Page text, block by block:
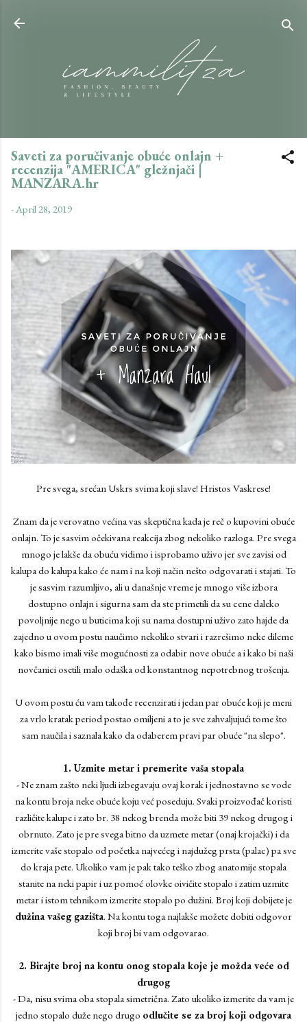
Saveti za poručivanje obuće onlajn +
recenzija "AMERICA" gležnjači |
MANZARA.hr
-April 28, 2019
Pre svega, srećan Uskrs svima koji slave! Hristos Vaskrese!
Znam da je verovatno većina vas skeptična kada je reč o kupovini obuće
onlajn. To je sasvim očekivana reakcija zbog nekoliko razloga. Pre svega
mnogo je lakše da obuću vidimo i isprobamo uživo jer sve zavisi od
kalupa do kalupa kako će nam i na koji način nešto odgovarati i stajati. To
je sasvim razumljivo, ali u današnje vreme je mnogo više izbora
dostupno onlajn i sigurna sam da ste primetili da su cene daleko
povoljnije nego u buticima koji su nama dostupni uživo zato hajde da
zajedno u ovom postu naučimo nekoliko stvari i razrešimo neke dileme
kako bismo imali više mogućnosti za odabir nove obuće a i kako bi naši
novčanici osetili malo odaška od konstantnog nepotrebnog trošenja.
U ovom postu ću vam takođe recenzirati i jedan par obuće koji je meni
za vrlo kratak period postao omiljeni a to je sve zahvaljujući tome što
sam naučila i saznala kako da odaberem pravi par obuće "na slepo".
1. Uzmite metar i premerite vaša stopala
- Ne znam zašto neki ljudi izbegavaju ovaj korak i jednostavno se vode
na kontu broja neke obuće koju već poseduju. Svaki proizvođač koristi
različite kalupe i zato br. 38 nekog brenda može biti 39 nekog drugog i
obrnuto. Zato je pre svega bitno da uzmete metar (onaj krojački) i da
izmerite vaše stopalo od početka najvećeg i najdužeg prsta (palac) pa sve
do kraja pete. Ukoliko vam je pak tako teško zbog anatomije stopala
stanite na neki papir i uz pomoć olovke oivičite stopalo i zatim uzmite
metar i istom tehnikom izmerite stopalo po dužini. Broj koji dobijete je
dužina vašeg gazišta. Na kontu toga najlakše možete dobiti odgovor
koji broj bi vam odgovarao.
2. Birajte broj na kontu onog stopala koje je možda veće od
drugog
- Da, nisu svima oba stopala simetrična. Zato ukoliko izmerite da vam je
jedno stopalo duže nego drugo odlučite se za broj koji odgovara